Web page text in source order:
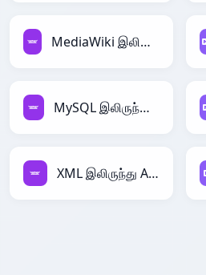
MediaWiki இலிருந்து Avro
MySQL இலிருந்து Avro
XML இலிருந்து Avro